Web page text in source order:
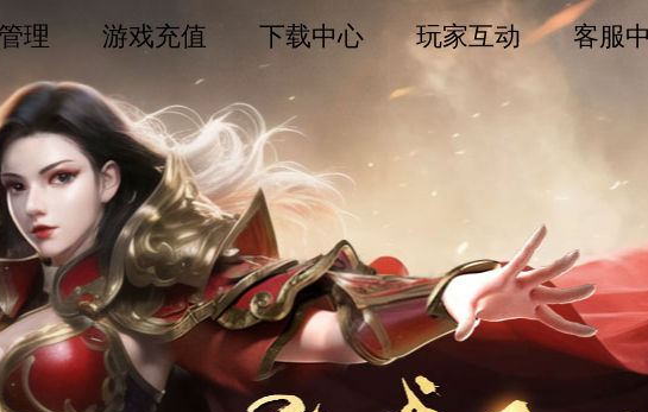
理 游戏充值 下载中心 玩家互动 客服